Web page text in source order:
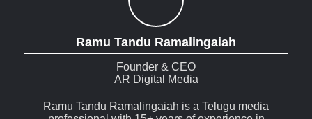
Ramu Tandu Ramalingaiah
Founder & CEO
AR Digital Media
Ramu Tandu Ramalingaiah is a Telugu media